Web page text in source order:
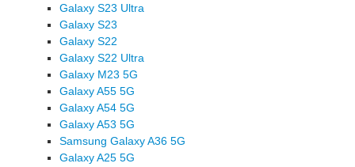
Galaxy S23 Ultra
Galaxy S23
Galaxy S22
Galaxy S22 Ultra
Galaxy M23 5G
Galaxy A55 5G
Galaxy A54 5G
Galaxy A53 5G
Samsung Galaxy A36 5G
Galaxy A25 5G